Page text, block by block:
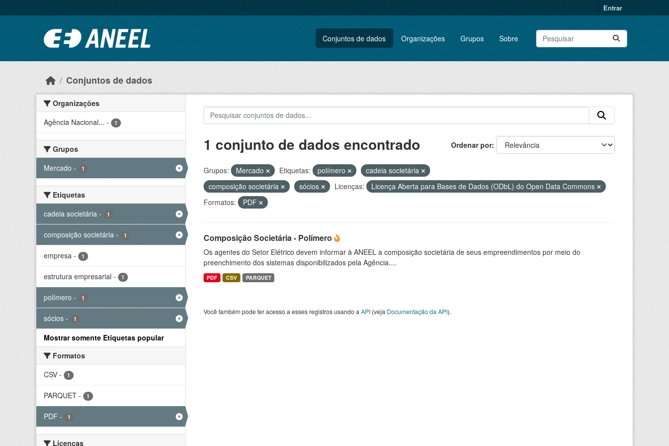
Entrar
Conjuntos de dados Organizações Grupos Sobre
Conjuntos de dados
Organizações
Agência Nacional... - 1
Grupos
Mercado - 1
Etiquetas
cadeia societária - 1
composição societária - 1
empresa - 1
estrutura empresarial - 1
polímero - 1
sócios - 1
Mostrar somente Etiquetas popular
Formatos
CSV - 1
PARQUET - 1
PDF - 1
Licenças
Ordenar por
1 conjunto de dados encontrado
Grupos: Mercado Etiquetas: polímero
cadeia societária
composição societária
sócios Licenças:
Licença Aberta para Bases de Dados (ODbL) do Open Data Commons
Formatos:
PDF
Composição Societária - Polímero
Os agentes do Setor Elétrico devem informar à ANEEL a composição societária de seus empreendimentos por meio do
preenchimento dos sistemas disponibilizados pela Agência....
PDF CSV PARQUET
Você também pode ter acesso a esses registros usando a API(veja Documentação da API).